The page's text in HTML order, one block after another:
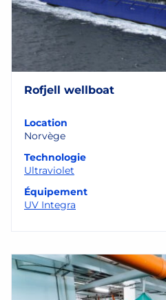
Rofjell wellboat
Location
Norvège
Technologie
Ultraviolet
Équipement
UV Integra